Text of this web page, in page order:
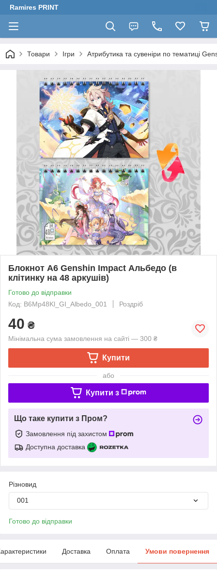
Ramires PRINT
Товари Ігри Атрибутика та сувеніри по тематиці
Блокнот А6 Genshin Impact Альбедо (в
клітинку на 48 аркушів)
Готово до відправки
Код: B6Mp48Kl_GI_Albedo_001
Роздріб
40 ₴
Мінімальна сума замовлення на сайті — 300 ₴
Купити
або
Купити з
Що таке купити з Пром?
Замовлення під захистом
Доступна доставка
Різновид
001
Готово до відправки
Доставка Оплата Умови повернення